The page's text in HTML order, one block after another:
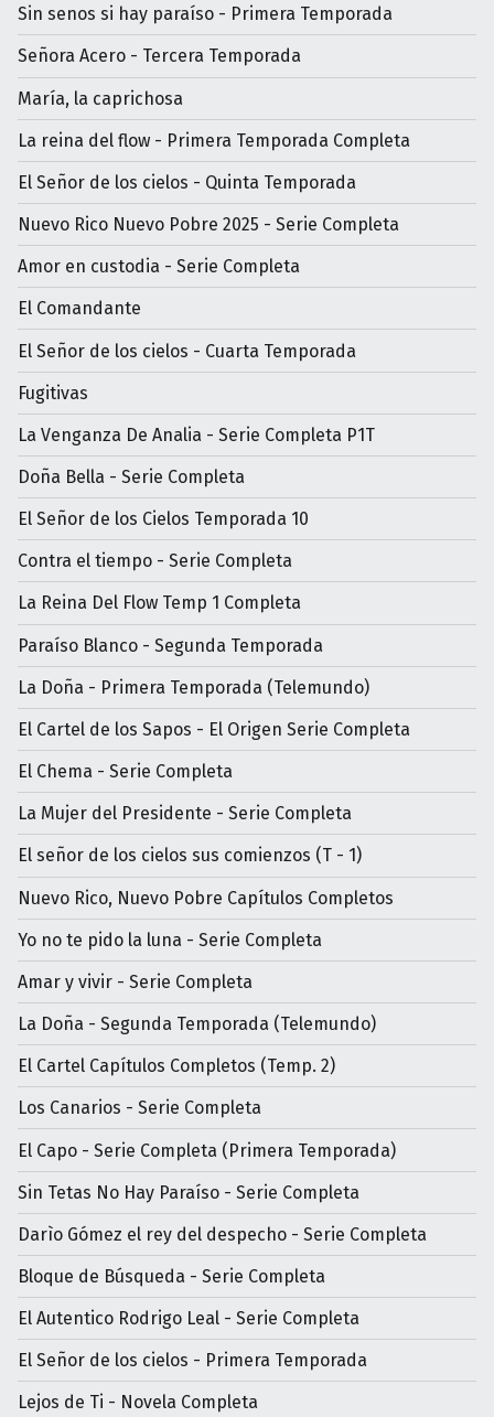
Sin senos si hay paraíso - Primera Temporada
Señora Acero - Tercera Temporada
María, la caprichosa
La reina del flow - Primera Temporada Completa
El Señor de los cielos - Quinta Temporada
Nuevo Rico Nuevo Pobre 2025 - Serie Completa
Amor en custodia - Serie Completa
El Comandante
El Señor de los cielos - Cuarta Temporada
Fugitivas
La Venganza De Analia - Serie Completa P1T
Doña Bella - Serie Completa
El Señor de los Cielos Temporada 10
Contra el tiempo - Serie Completa
La Reina Del Flow Temp 1 Completa
Paraíso Blanco - Segunda Temporada
La Doña - Primera Temporada (Telemundo)
El Cartel de los Sapos - El Origen Serie Completa
El Chema - Serie Completa
La Mujer del Presidente - Serie Completa
El señor de los cielos sus comienzos (T - 1)
Nuevo Rico, Nuevo Pobre Capítulos Completos
Yo no te pido la luna - Serie Completa
Amar y vivir - Serie Completa
La Doña - Segunda Temporada (Telemundo)
El Cartel Capítulos Completos (Temp. 2)
Los Canarios - Serie Completa
El Capo - Serie Completa (Primera Temporada)
Sin Tetas No Hay Paraíso - Serie Completa
Darìo Gómez el rey del despecho - Serie Completa
Bloque de Búsqueda - Serie Completa
El Autentico Rodrigo Leal - Serie Completa
El Señor de los cielos - Primera Temporada
Lejos de Ti - Novela Completa